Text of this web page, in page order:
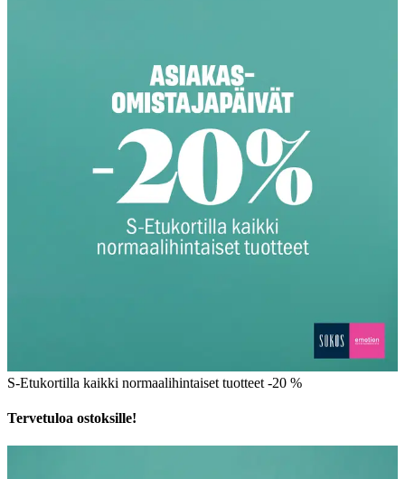
S-Etukortilla kaikki normaalihintaiset tuotteet -20 %
Tervetuloa ostoksille!